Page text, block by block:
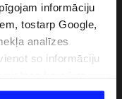
informāciju
tostarp Google,
analīzes
so informāciju
pakalpojumus. Ar